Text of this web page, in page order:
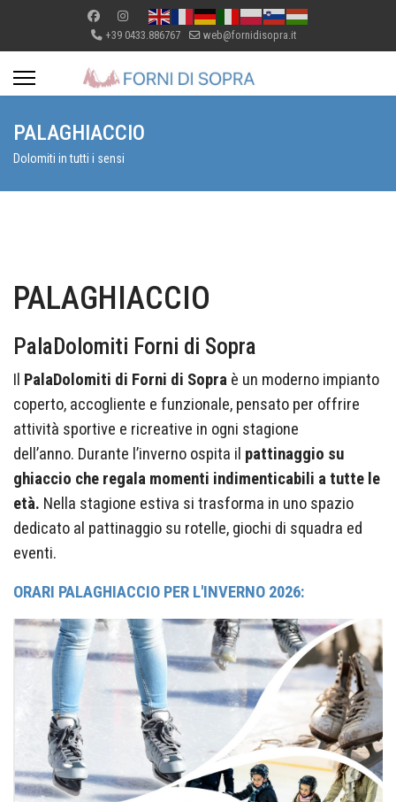
+39 0433.886767 web@fornidisopra.it
PALAGHIACCIO
Dolomiti in tutti i sensi
PALAGHIACCIO
PalaDolomiti Forni di Sopra
Il PalaDolomiti di Forni di Sopra è un moderno impianto
coperto, accogliente e funzionale, pensato per offrire
attività sportive e ricreative in ogni stagione
dell’anno. Durante l’inverno ospita il pattinaggio su
ghiaccio che regala momenti indimenticabili a tutte le
età. Nella stagione estiva si trasforma in uno spazio
dedicato al pattinaggio su rotelle, giochi di squadra ed
eventi.
ORARI PALAGHIACCIO PER L'INVERNO 2026: